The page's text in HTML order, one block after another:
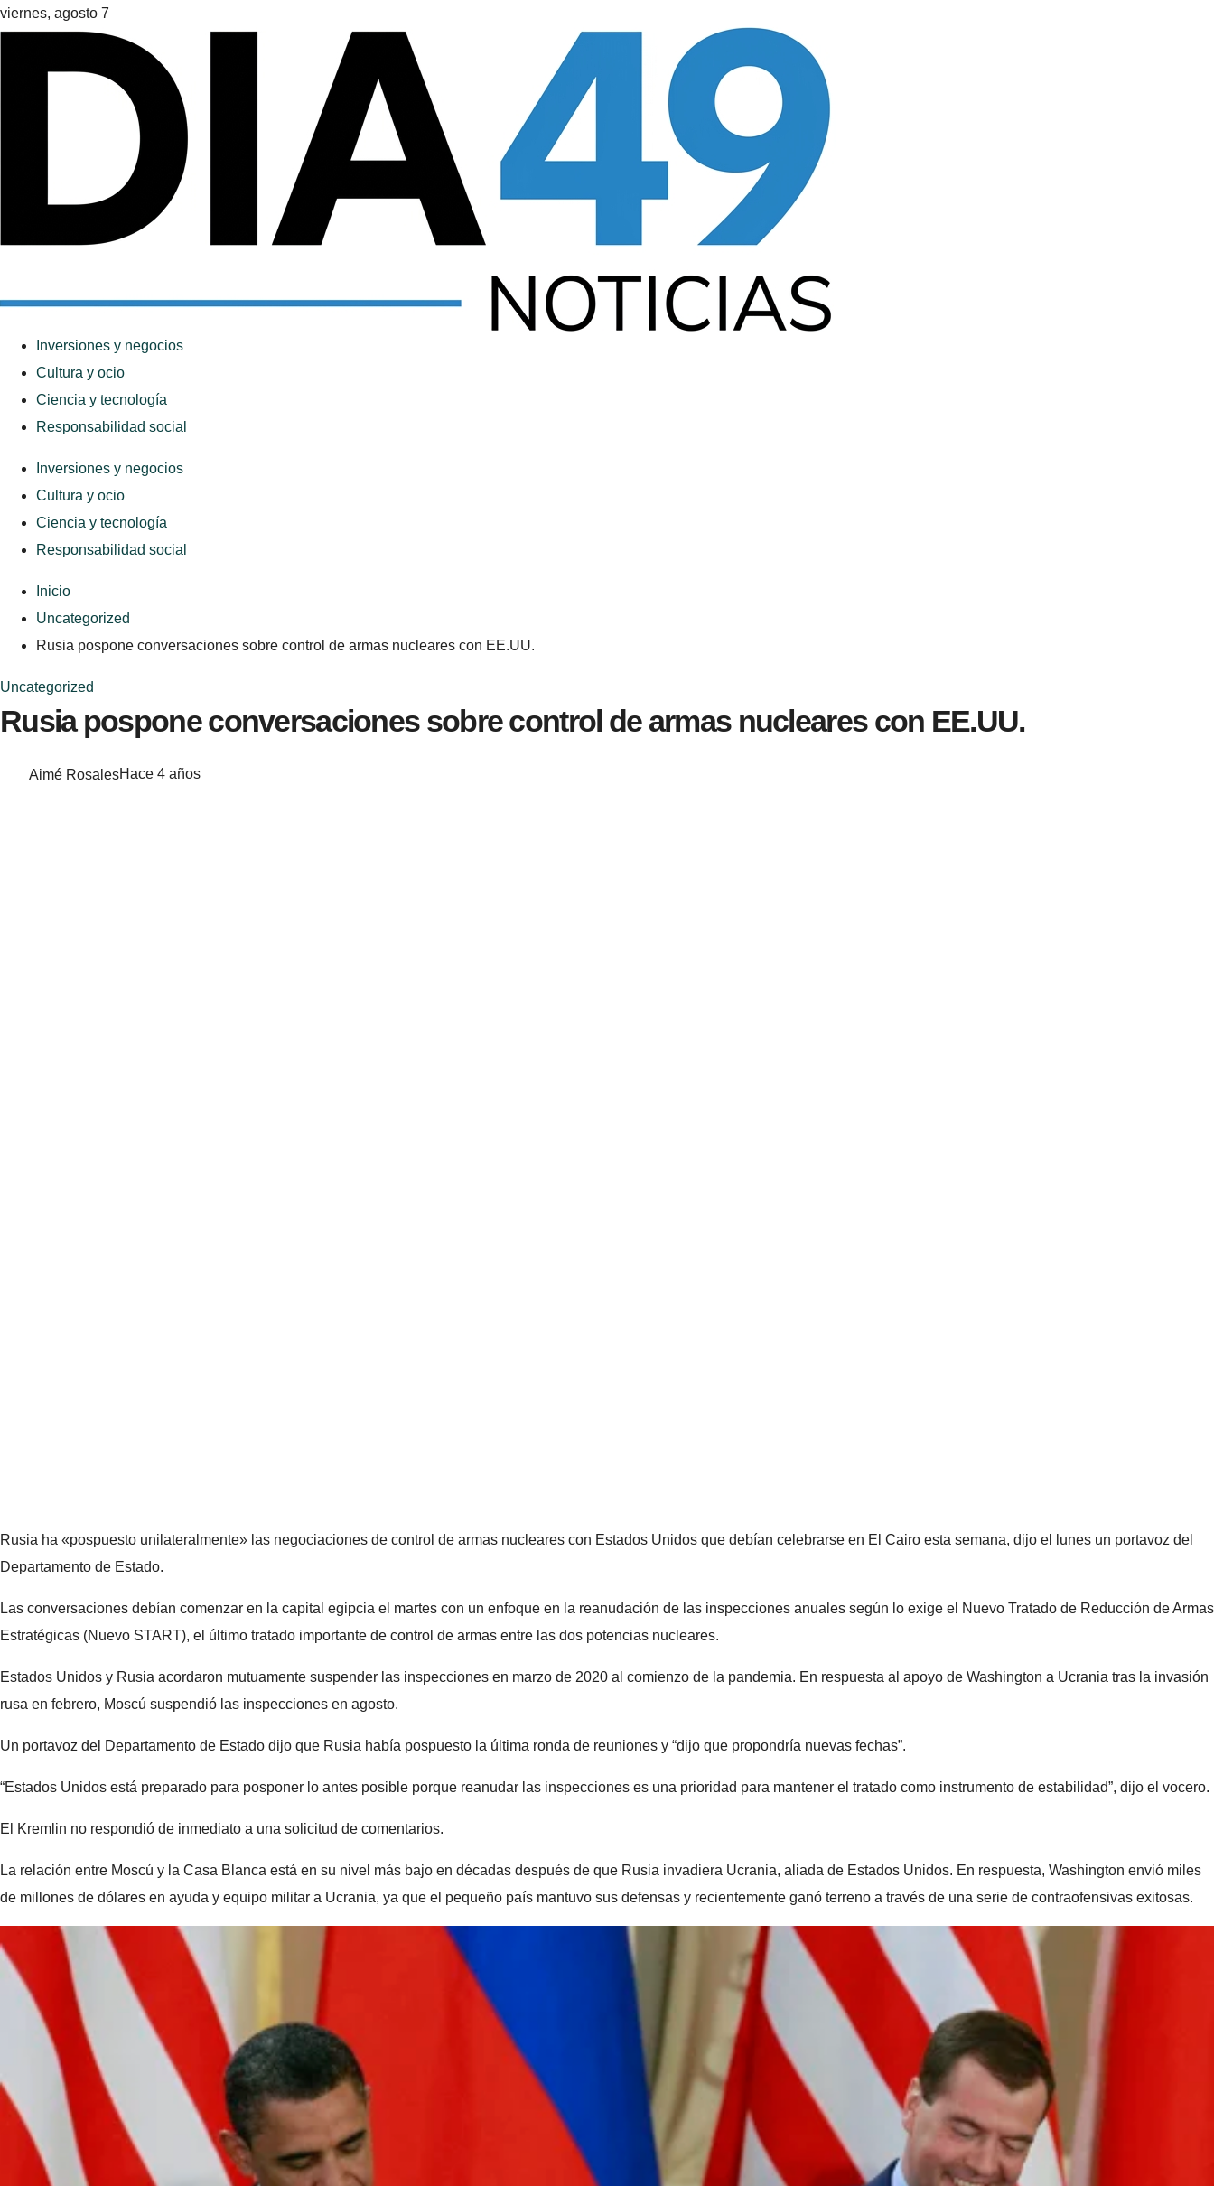
viernes, agosto 7
Inversiones y negocios
Cultura y ocio
Ciencia y tecnología
Responsabilidad social
Inversiones y negocios
Cultura y ocio
Ciencia y tecnología
Responsabilidad social
Inicio
Uncategorized
Rusia pospone conversaciones sobre control de armas nucleares con EE.UU.
Uncategorized
Rusia pospone conversaciones sobre control de armas nucleares con EE.UU.
Aimé RosalesHace 4 años
Rusia ha «pospuesto unilateralmente» las negociaciones de control de armas nucleares con Estados Unidos que debían celebrarse en El Cairo esta semana, dijo el lunes un portavoz del
Departamento de Estado.
Las conversaciones debían comenzar en la capital egipcia el martes con un enfoque en la reanudación de las inspecciones anuales según lo exige el Nuevo Tratado de Reducción de Armas
Estratégicas (Nuevo START), el último tratado importante de control de armas entre las dos potencias nucleares.
Estados Unidos y Rusia acordaron mutuamente suspender las inspecciones en marzo de 2020 al comienzo de la pandemia. En respuesta al apoyo de Washington a Ucrania tras la invasión
rusa en febrero, Moscú suspendió las inspecciones en agosto.
Un portavoz del Departamento de Estado dijo que Rusia había pospuesto la última ronda de reuniones y “dijo que propondría nuevas fechas”.
“Estados Unidos está preparado para posponer lo antes posible porque reanudar las inspecciones es una prioridad para mantener el tratado como instrumento de estabilidad”, dijo el vocero.
El Kremlin no respondió de inmediato a una solicitud de comentarios.
La relación entre Moscú y la Casa Blanca está en su nivel más bajo en décadas después de que Rusia invadiera Ucrania, aliada de Estados Unidos. En respuesta, Washington envió miles
de millones de dólares en ayuda y equipo militar a Ucrania, ya que el pequeño país mantuvo sus defensas y recientemente ganó terreno a través de una serie de contraofensivas exitosas.